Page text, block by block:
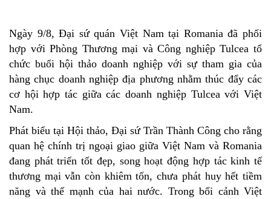
Ngày 9/8, Đại sứ quán Việt Nam tại Romania đã phối
hợp với Phòng Thương mại và Công nghiệp Tulcea tổ
chức buổi hội thảo doanh nghiệp với sự tham gia của
hàng chục doanh nghiệp địa phương nhằm thúc đẩy các
cơ hội hợp tác giữa các doanh nghiệp Tulcea với Việt
Nam.
Phát biểu tại Hội thảo, Đại sứ Trần Thành Công cho rằng
quan hệ chính trị ngoại giao giữa Việt Nam và Romania
đang phát triển tốt đẹp, song hoạt động hợp tác kinh tế
thương mại vẫn còn khiêm tốn, chưa phát huy hết tiềm
năng và thế mạnh của hai nước. Trong bối cảnh Việt